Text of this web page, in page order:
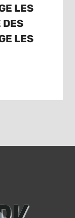
LES
DES
LES